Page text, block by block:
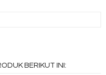
BERIKUT INI: